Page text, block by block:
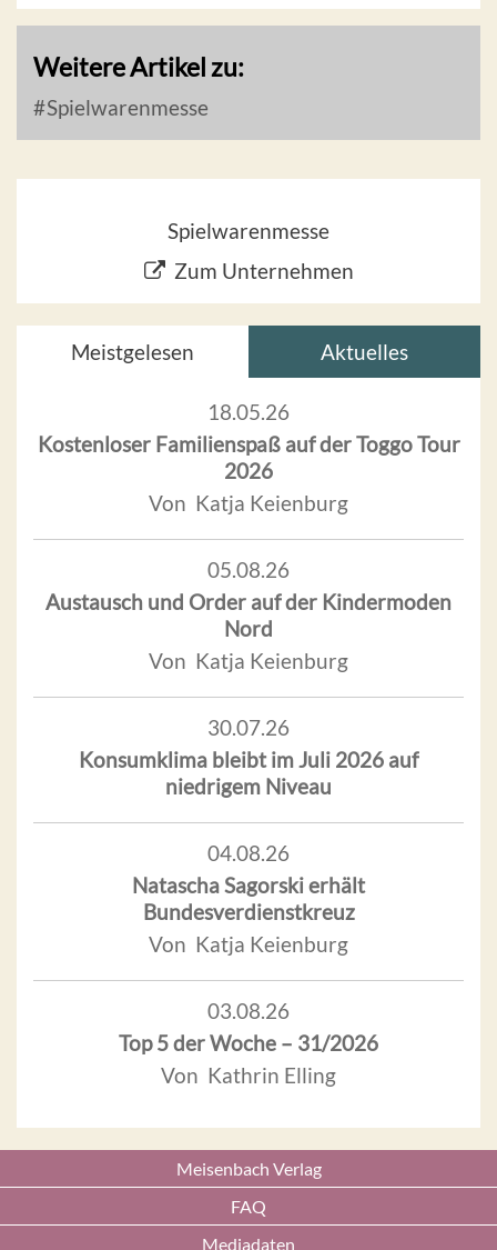
Weitere Artikel zu:
Spielwarenmesse
Spielwarenmesse
Zum Unternehmen
Meistgelesen Aktuelles
18.05.26
Kostenloser Familienspaß auf der Toggo Tour
2026
Von Katja Keienburg
05.08.26
Austausch und Order auf der Kindermoden
Nord
Von Katja Keienburg
30.07.26
Konsumklima bleibt im Juli 2026 auf
niedrigem Niveau
04.08.26
Natascha Sagorski erhält
Bundesverdienstkreuz
Von Katja Keienburg
03.08.26
Top 5 der Woche – 31/2026
Von Kathrin Elling
Meisenbach Verlag
FAQ
Mediadaten